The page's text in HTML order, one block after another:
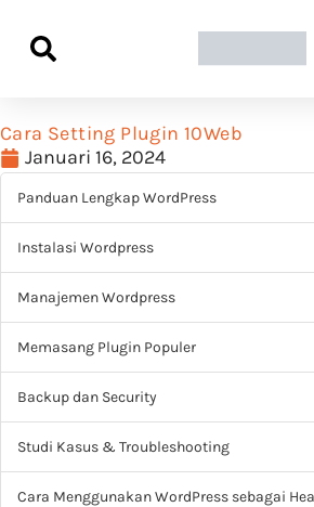
Cara Setting Plugin 10Web
Januari 16, 2024
Panduan Lengkap WordPress
Instalasi Wordpress
Manajemen Wordpress
Memasang Plugin Populer
Backup dan Security
Studi Kasus & Troubleshooting
Cara Menggunakan WordPress sebagai